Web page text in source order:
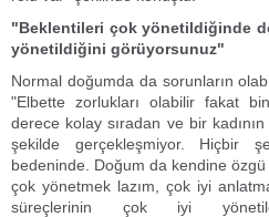
"Beklentileri çok yönetildiğinde
yönetildiğini görüyorsunuz"
Normal doğumda da sorunların
"Elbette zorlukları olabilir fakat
derece kolay sıradan ve bir
şekilde gerçekleşmiyor. Hiçbir
bedeninde. Doğum da kendine
çok yönetmek lazım, çok iyi
süreçlerinin çok iyi